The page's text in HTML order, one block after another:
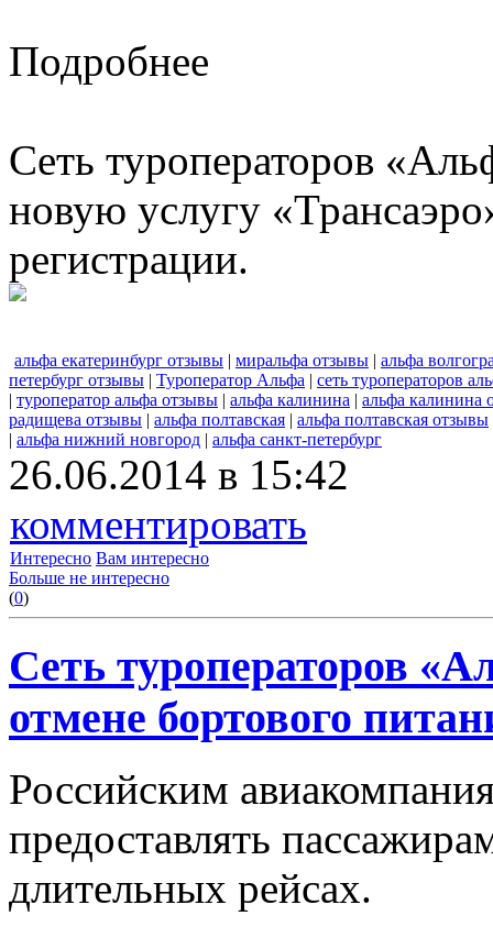
Подробнее
Сеть туроператоров
новую услугу
регистрации.
альфа екатеринбург отзывы | миральфа отзывы | альфа
петербург отзывы | Туроператор Альфа | сеть туроператоров
| туроператор альфа отзывы | альфа калинина | альфа калинина
радищева отзывы | альфа полтавская | альфа полтавская отзывы
| альфа нижний новгород | альфа санкт-петербург
26.06.2014 в 15:42
комментировать
Интересно Вам интересно
Больше не интересно
(0)
Сеть туроператоров
отмене бортового
Российским
предоставлять
длительных рейсах.